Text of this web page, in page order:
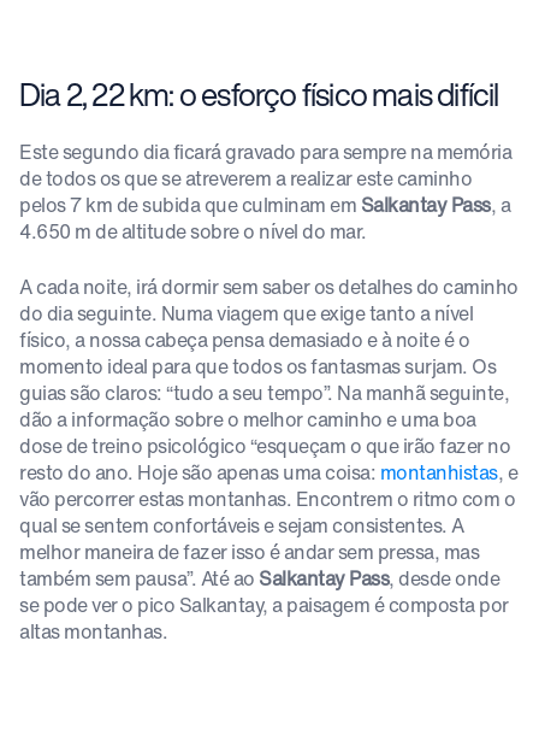
Dia 2, 22 km: o esforço físico mais difícil
Este segundo dia ficará gravado para sempre na memória
de todos os que se atreverem a realizar este caminho
pelos 7 km de subida que culminam em Salkantay Pass, a
4.650 m de altitude sobre o nível do mar.
A cada noite, irá dormir sem saber os detalhes do caminho
do dia seguinte. Numa viagem que exige tanto a nível
físico, a nossa cabeça pensa demasiado e à noite é o
momento ideal para que todos os fantasmas surjam. Os
guias são claros: “tudo a seu tempo”. Na manhã seguinte,
dão a informação sobre o melhor caminho e uma boa
dose de treino psicológico “esqueçam o que irão fazer no
resto do ano. Hoje são apenas uma coisa: montanhistas, e
vão percorrer estas montanhas. Encontrem o ritmo com o
qual se sentem confortáveis e sejam consistentes. A
melhor maneira de fazer isso é andar sem pressa, mas
também sem pausa”. Até ao Salkantay Pass, desde onde
se pode ver o pico Salkantay, a paisagem é composta por
altas montanhas.